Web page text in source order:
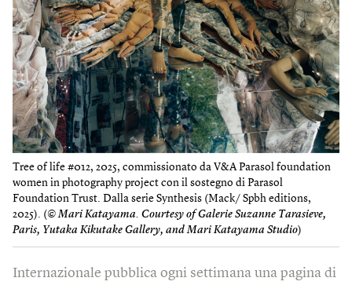
Tree of life #012, 2025, commissionato da V&A Parasol foundation
women in photography project con il sostegno di Parasol
Foundation Trust. Dalla serie Synthesis (Mack/ Spbh editions,
2025). (© Mari Katayama. Courtesy of Galerie Suzanne Tarasieve,
Paris, Yutaka Kikutake Gallery, and Mari Katayama Studio)
Internazionale pubblica ogni settimana una pagina di